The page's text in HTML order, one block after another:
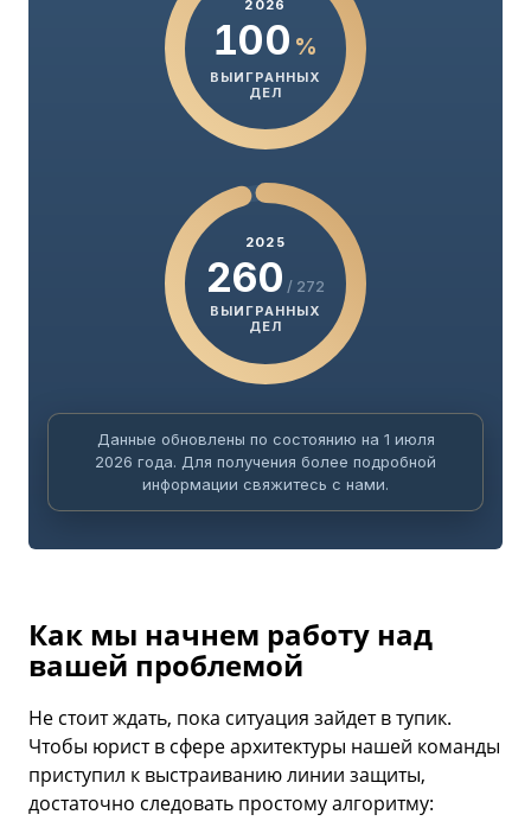
2026
100 %
ВЫИГРАННЫХ
ДЕЛ
2025
260 / 272
ВЫИГРАННЫХ
ДЕЛ
Данные обновлены по состоянию на 1 июля
2026 года. Для получения более подробной
информации свяжитесь с нами.
Как мы начнем работу над
вашей проблемой
Не стоит ждать, пока ситуация зайдет в тупик.
Чтобы юрист в сфере архитектуры нашей команды
приступил к выстраиванию линии защиты,
достаточно следовать простому алгоритму: